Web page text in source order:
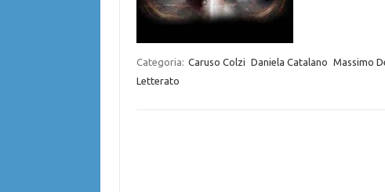
Categoria: Caruso Colzi Daniela Catalano Massimo
Letterato